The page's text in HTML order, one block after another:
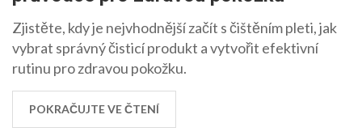
Zjistěte, kdy je nejvhodnější začít s čištěním pleti, jak
vybrat správný čisticí produkt a vytvořit efektivní
rutinu pro zdravou pokožku.
POKRAČUJTE VE ČTENÍ